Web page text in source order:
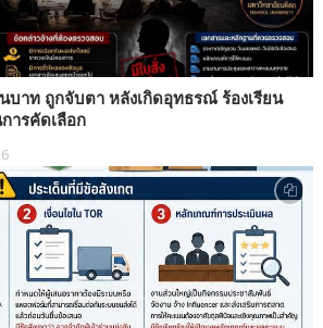
นบาท ถูกจับตา หลังเกิดอุทธรณ์ ร้องเรียน
ารคัดเลือก